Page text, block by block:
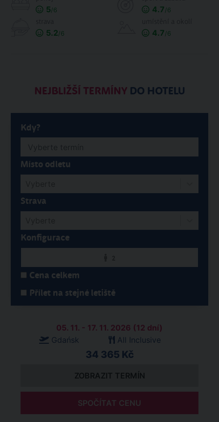
5/6 4.7/6
5.2/6 4.7/6
NEJBLIŽŠÍ TERMÍNYDO HOTELU
Kdy?
Místo odletu
Strava
Konfigurace
Cena celkem
Přílet na stejné letiště
05. 11. - 17. 11. 2026 (12 dní)
Gdańsk
All Inclusive
34 365 Kč
ZOBRAZIT TERMÍN
SPOČÍTAT CENU